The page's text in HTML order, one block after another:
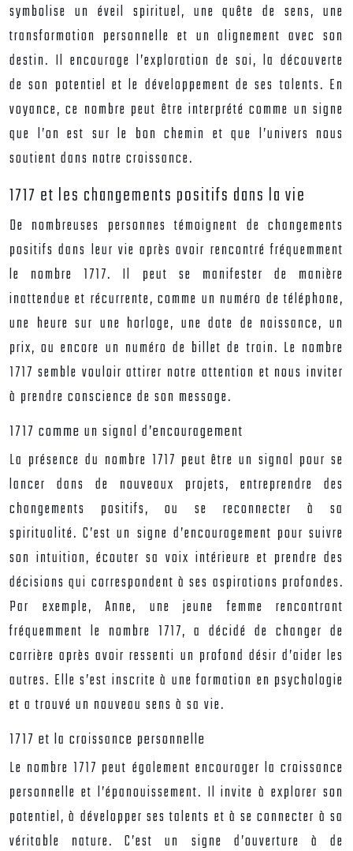
symbolise un éveil spirituel, une quête de sens, une
transformation personnelle et un alignement avec son
destin. Il encourage l’exploration de soi, la découverte
de son potentiel et le développement de ses talents. En
voyance, ce nombre peut être interprété comme un signe
que l’on est sur le bon chemin et que l’univers nous
soutient dans notre croissance.
1717 et les changements positifs dans la vie
De nombreuses personnes témoignent de changements
positifs dans leur vie après avoir rencontré fréquemment
le nombre 1717. Il peut se manifester de manière
inattendue et récurrente, comme un numéro de téléphone,
une heure sur une horloge, une date de naissance, un
prix, ou encore un numéro de billet de train. Le nombre
1717 semble vouloir attirer notre attention et nous inviter
à prendre conscience de son message.
1717 comme un signal d’encouragement
La présence du nombre 1717 peut être un signal pour se
lancer dans de nouveaux projets, entreprendre des
changements positifs, ou se reconnecter à sa
spiritualité. C’est un signe d’encouragement pour suivre
son intuition, écouter sa voix intérieure et prendre des
décisions qui correspondent à ses aspirations profondes.
Par exemple, Anne, une jeune femme rencontrant
fréquemment le nombre 1717, a décidé de changer de
carrière après avoir ressenti un profond désir d’aider les
autres. Elle s’est inscrite à une formation en psychologie
et a trouvé un nouveau sens à sa vie.
1717 et la croissance personnelle
Le nombre 1717 peut également encourager la croissance
personnelle et l’épanouissement. Il invite à explorer son
potentiel, à développer ses talents et à se connecter à sa
véritable nature. C’est un signe d’ouverture à de